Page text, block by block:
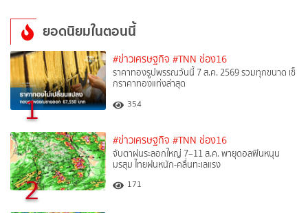
ยอดนิยมในตอนนี้
1
#ข่าวเศรษฐกิจ #TNN ช่อง16
ราคาทองรูปพรรณวันนี้ 7 ส.ค. 2569 รวมทุกขนาด เช็
กราคาทองแท่งล่าสุด
354
2
#ข่าวเศรษฐกิจ #TNN ช่อง16
จับตาฝนระลอกใหญ่ 7–11 ส.ค. พายุดอลฟินหนุน
มรสุม ไทยฝนหนัก-คลื่นทะเลแรง
171